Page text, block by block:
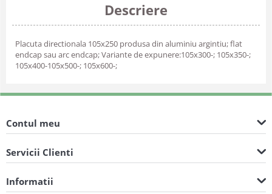
Descriere
Placuta directionala 105x250 produsa din aluminiu argintiu; flat
endcap sau arc endcap; Variante de expunere:105x300-; 105x350-;
105x400-105x500-; 105x600-;
Contul meu
Servicii Clienti
Informatii